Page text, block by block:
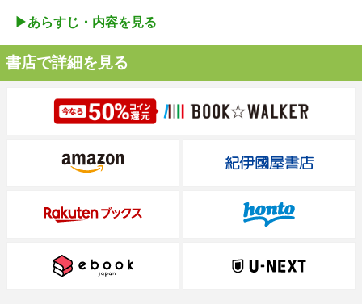
▶︎あらすじ・内容を見る
書店で詳細を見る